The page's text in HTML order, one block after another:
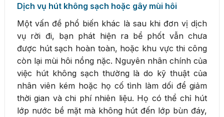
Dịch vụ hút không sạch hoặc gây mùi hôi
Một vấn đề phổ biến khác là sau khi đơn vị dịch
vụ rời đi, bạn phát hiện ra bể phốt vẫn chưa
được hút sạch hoàn toàn, hoặc khu vực thi công
còn lại mùi hôi nồng nặc. Nguyên nhân chính của
việc hút không sạch thường là do kỹ thuật của
nhân viên kém hoặc họ cố tình làm dối để giảm
thời gian và chi phí nhiên liệu. Họ có thể chỉ hút
lớp nước bề mặt mà không hút đến lớp bùn đáy,